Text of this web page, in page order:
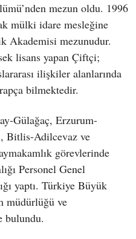
mezun oldu. 1996
mülki idare mesleğine
Akademisi mezunudur.
lisans yapan Çiftçi;
ilişkiler alanlarında
bilmektedir.
Gülağaç, Erzurum-
Bitlis-Adilcevaz ve
görevlerinde
Personel Genel
yaptı. Türkiye Büyük
müdürlüğü ve
bulundu.